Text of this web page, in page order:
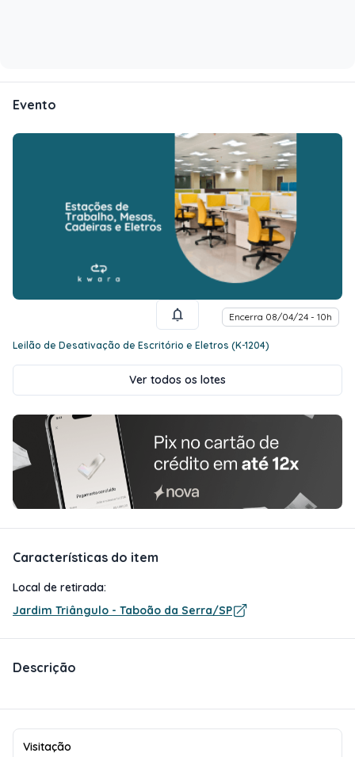
Evento
Encerra 08/04/24 - 10h
Leilão de Desativação de Escritório e Eletros (K-1204)
Ver todos os lotes
Características do item
Local de retirada:
Jardim Triângulo - Taboão da Serra/SP
Descrição
Visitação